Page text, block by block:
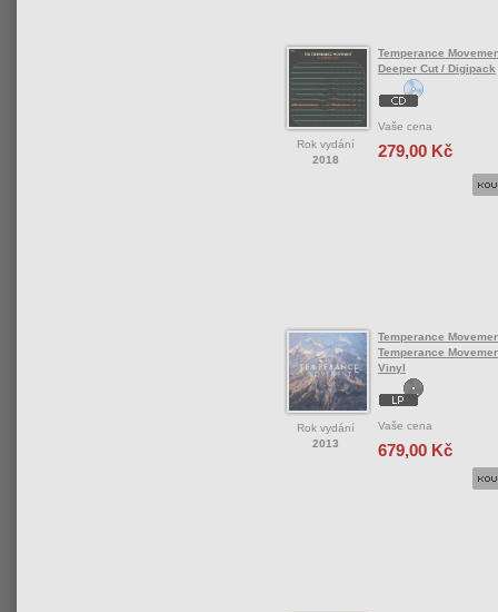
Rok vydání
2018
Temperance
Deeper Cut / Digipack
Vaše cena
279,00 Kč
Rok vydání
2013
Temperance
Temperance
Vinyl
Vaše cena
679,00 Kč